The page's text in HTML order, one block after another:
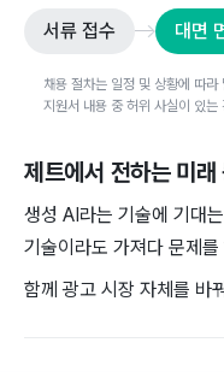
서류 접수 대면
채용 절차는 일정 및 상황에 따라
지원서 내용 중 허위 사실이 있는
제트에서 전하는 미래
생성 AI라는 기술에 기대
기술이라도 가져다 문제
함께 광고 시장 자체를 바